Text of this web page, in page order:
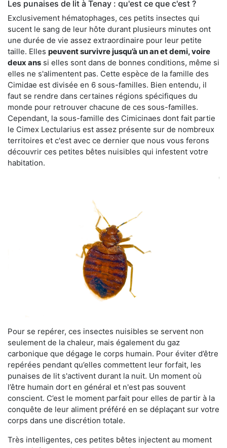
Les punaises de lit à Tenay : qu'est ce que c'est ?
Exclusivement hématophages, ces petits insectes qui
sucent le sang de leur hôte durant plusieurs minutes ont
une durée de vie assez extraordinaire pour leur petite
taille. Elles peuvent survivre jusqu’à un an et demi, voire
deux ans si elles sont dans de bonnes conditions, même si
elles ne s'alimentent pas. Cette espèce de la famille des
Cimidae est divisée en 6 sous-familles. Bien entendu, il
faut se rendre dans certaines régions spécifiques du
monde pour retrouver chacune de ces sous-familles.
Cependant, la sous-famille des Cimicinaes dont fait partie
le Cimex Lectularius est assez présente sur de nombreux
territoires et c'est avec ce dernier que nous vous ferons
découvrir ces petites bêtes nuisibles qui infestent votre
habitation.
Pour se repérer, ces insectes nuisibles se servent non
seulement de la chaleur, mais également du gaz
carbonique que dégage le corps humain. Pour éviter d’être
repérées pendant qu’elles commettent leur forfait, les
punaises de lit s'activent durant la nuit. Un moment où
l’être humain dort en général et n'est pas souvent
conscient. C’est le moment parfait pour elles de partir à la
conquête de leur aliment préféré en se déplaçant sur votre
corps dans une discrétion totale.
Très intelligentes, ces petites bêtes injectent au moment